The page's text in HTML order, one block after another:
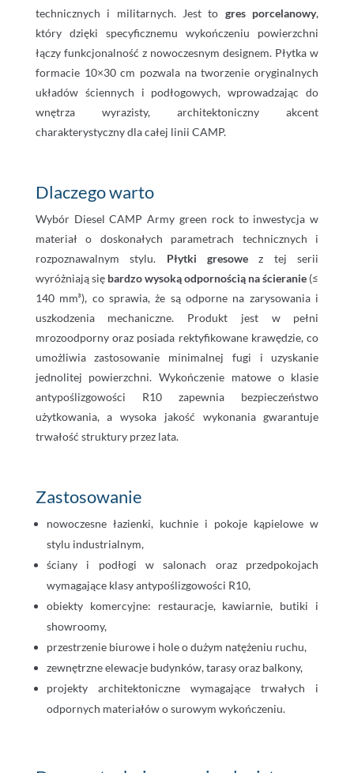
technicznych i militarnych. Jest to gres porcelanowy,
który dzięki specyficznemu wykończeniu powierzchni
łączy funkcjonalność z nowoczesnym designem. Płytka w
formacie 10×30 cm pozwala na tworzenie oryginalnych
układów ściennych i podłogowych, wprowadzając do
wnętrza wyrazisty, architektoniczny akcent
charakterystyczny dla całej linii CAMP.
Dlaczego warto
Wybór Diesel CAMP Army green rock to inwestycja w
materiał o doskonałych parametrach technicznych i
rozpoznawalnym stylu. Płytki gresowe z tej serii
wyróżniają się bardzo wysoką odpornością na ścieranie (≤
140 mm³), co sprawia, że są odporne na zarysowania i
uszkodzenia mechaniczne. Produkt jest w pełni
mrozoodporny oraz posiada rektyfikowane krawędzie, co
umożliwia zastosowanie minimalnej fugi i uzyskanie
jednolitej powierzchni. Wykończenie matowe o klasie
antypoślizgowości R10 zapewnia bezpieczeństwo
użytkowania, a wysoka jakość wykonania gwarantuje
trwałość struktury przez lata.
Zastosowanie
nowoczesne łazienki, kuchnie i pokoje kąpielowe w
stylu industrialnym,
ściany i podłogi w salonach oraz przedpokojach
wymagające klasy antypoślizgowości R10,
obiekty komercyjne: restauracje, kawiarnie, butiki i
showroomy,
przestrzenie biurowe i hole o dużym natężeniu ruchu,
zewnętrzne elewacje budynków, tarasy oraz balkony,
projekty architektoniczne wymagające trwałych i
odpornych materiałów o surowym wykończeniu.